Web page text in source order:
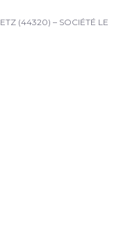
(44320) – SOCIÉTÉ LE